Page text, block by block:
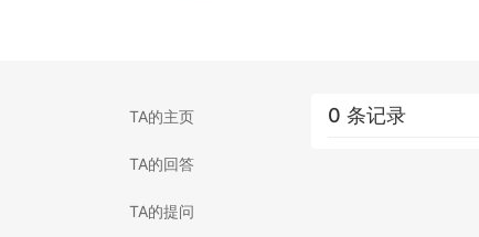
TA的主页
TA的回答
TA的提问
0 条记录